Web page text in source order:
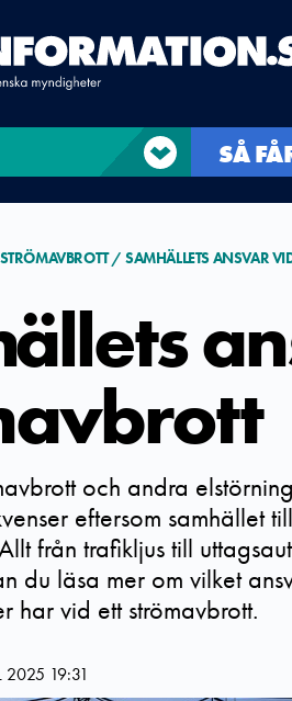
SÅ
STRÖMAVBROTT SAMHÄLLETS ANSVAR
och andra
eftersom samhället
från trafikljus till
du läsa mer om vilket
har vid ett strömavbrott.
2025 19:31